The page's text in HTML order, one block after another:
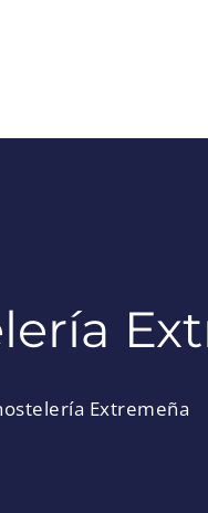
Extremeña